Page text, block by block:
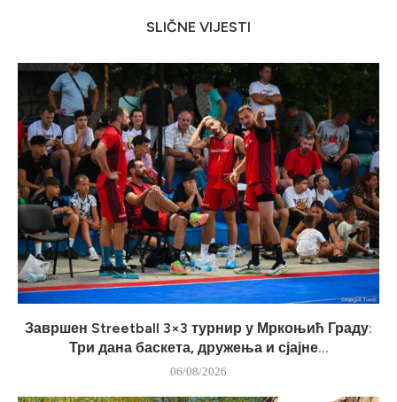
SLIČNE VIJESTI
Завршен Streetball 3×3 турнир у Мркоњић Граду:
Три дана баскета, дружења и сјајне...
06/08/2026